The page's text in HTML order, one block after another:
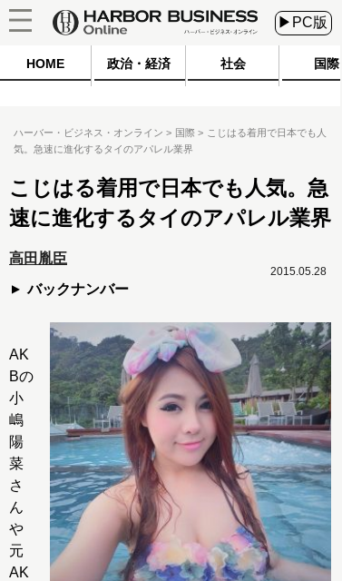
▶PC版
HOME 政治・経済 社会 国際
ハーバー・ビジネス・オンライン 国際
こじはる着用で日本でも人
気。急速に進化するタイのアパレル業界
こじはる着用で日本でも人気。急
速に進化するタイのアパレル業界
高田胤臣
バックナンバー
2015.05.28
AK
Bの
小
嶋
陽
菜
さ
ん
や
元
AK